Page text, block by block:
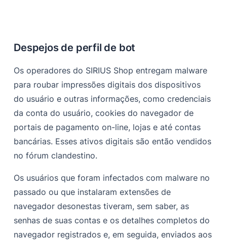
Despejos de perfil de bot
Os operadores do SIRIUS Shop entregam malware
para roubar impressões digitais dos dispositivos
do usuário e outras informações, como credenciais
da conta do usuário, cookies do navegador de
portais de pagamento on-line, lojas e até contas
bancárias. Esses ativos digitais são então vendidos
no fórum clandestino.
Os usuários que foram infectados com malware no
passado ou que instalaram extensões de
navegador desonestas tiveram, sem saber, as
senhas de suas contas e os detalhes completos do
navegador registrados e, em seguida, enviados aos